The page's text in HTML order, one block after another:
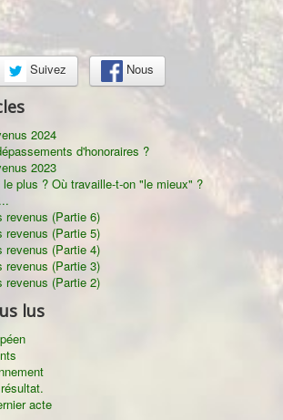
Suivez
Nous
2024
d'honoraires ?
2023
plus ? Où travaille-t-on "le mieux" ?
revenus (Partie 6)
revenus (Partie 5)
revenus (Partie 4)
revenus (Partie 3)
revenus (Partie 2)
lus
acte